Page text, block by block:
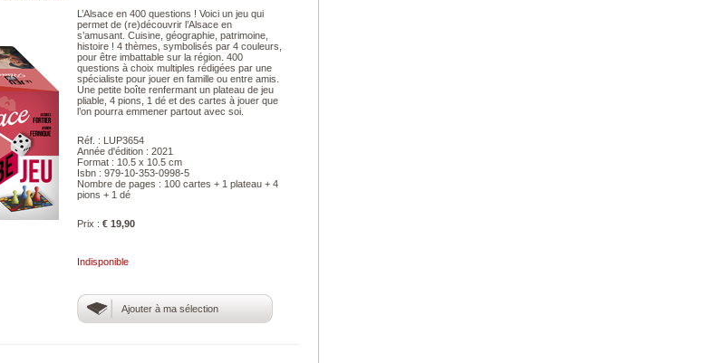
L’Alsace en 400 questions ! Voici un jeu qui
permet de (re)découvrir l’Alsace en
s’amusant. Cuisine, géographie, patrimoine,
histoire ! 4 thèmes, symbolisés par 4 couleurs,
pour être imbattable sur la région. 400
questions à choix multiples rédigées par une
spécialiste pour jouer en famille ou entre amis.
Une petite boîte renfermant un plateau de jeu
pliable, 4 pions, 1 dé et des cartes à jouer que
l’on pourra emmener partout avec soi.
Réf. : LUP3654
Année d'édition : 2021
Format : 10.5 x 10.5 cm
Isbn : 979-10-353-0998-5
Nombre de pages : 100 cartes + 1 plateau + 4
pions + 1 dé
Prix : € 19,90
Indisponible
Ajouter à ma sélection